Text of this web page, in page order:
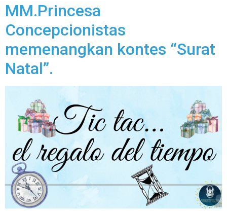
MM.Princesa
Concepcionistas
memenangkan kontes “Surat
Natal”.